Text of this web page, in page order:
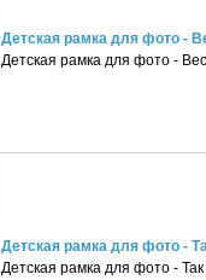
Детская рамка для фото -
Детская рамка для фото -
Детская рамка для фото -
Детская рамка для фото -